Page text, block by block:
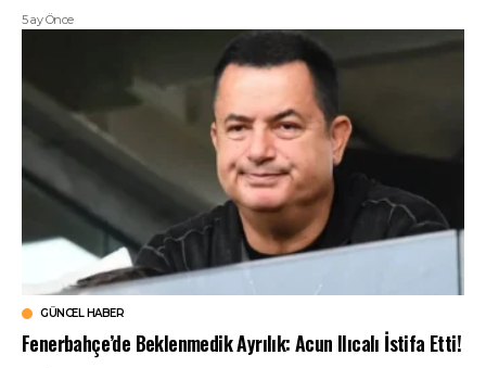
5 ay Önce
GÜNCEL HABER
Fenerbahçe’de Beklenmedik Ayrılık: Acun Ilıcalı İstifa Etti!